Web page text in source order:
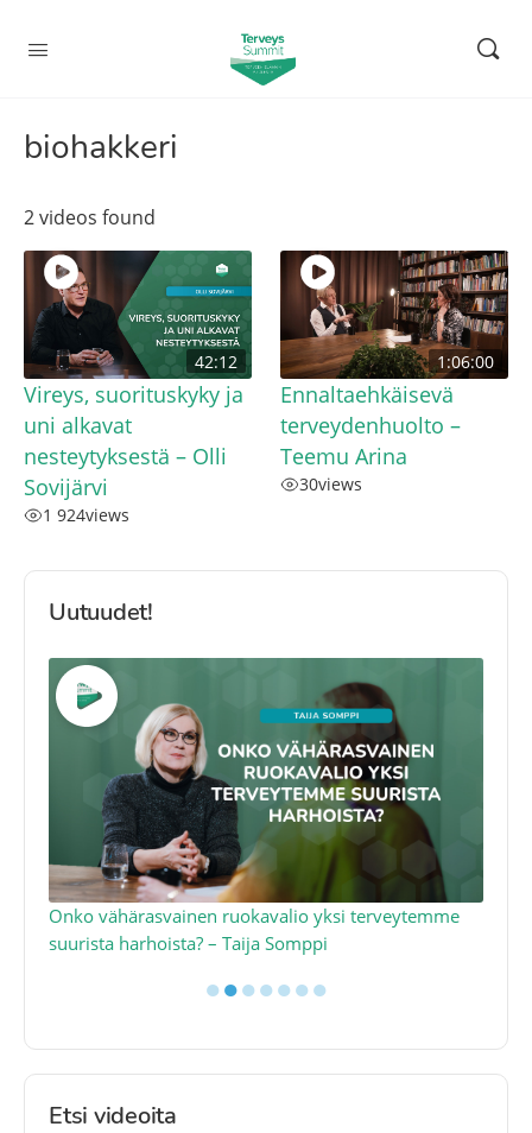
biohakkeri
2 videos found
42:12
Vireys, suorituskyky ja
uni alkavat
nesteytyksestä – Olli
Sovijärvi
1 924views
1:06:00
Ennaltaehkäisevä
terveydenhuolto –
Teemu Arina
30views
Uutuudet!
Onko vähärasvainen ruokavalio yksi terveytemme
suurista harhoista? – Taija Somppi
●●●●●●●
Etsi videoita